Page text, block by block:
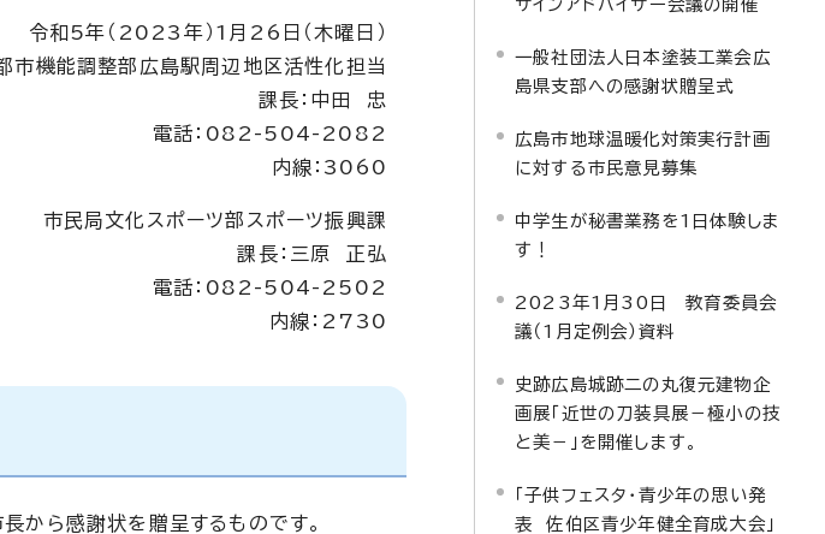
令和5年（2023年）1月26日（木曜日）
市機能調整部広島駅周辺地区活性化担当
課長：中田 忠
電話：082-504-2082
内線：3060
市民局文化スポーツ部スポーツ振興課
課長：三原 正弘
電話：082-504-2502
内線：2730
から感謝状を贈呈するものです。
ザインアドバイザー会議の開催
一般社団法人日本塗装工業会広
島県支部への感謝状贈呈式
広島市地球温暖化対策実行計画
に対する市民意見募集
中学生が秘書業務を1日体験しま
す！
2023年1月30日 教育委員会
議（1月定例会）資料
史跡広島城跡二の丸復元建物企
画展「近世の刀装具展－極小の技
と美－」を開催します。
「子供フェスタ・青少年の思い発
表 佐伯区青少年健全育成大会」